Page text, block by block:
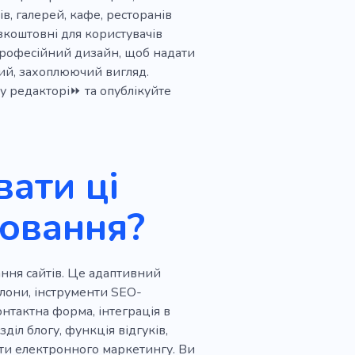
Особистий
Очі
Фарба
Хна
галерей, кафе, ресторанів
для користувачів
дизайн, щоб надати
захоплюючий вигляд.
та опублікуйте
ці
сайтів. Це адаптивний
інструменти SEO-
форма, інтеграція в
блогу, функція відгуків,
електронного маркетингу. Ви